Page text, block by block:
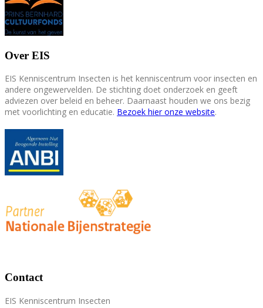
Over EIS
EIS Kenniscentrum Insecten is het kenniscentrum voor insecten en
andere ongewervelden. De stichting doet onderzoek en geeft
adviezen over beleid en beheer. Daarnaast houden we ons bezig
met voorlichting en educatie. Bezoek hier onze website.
Contact
EIS Kenniscentrum Insecten